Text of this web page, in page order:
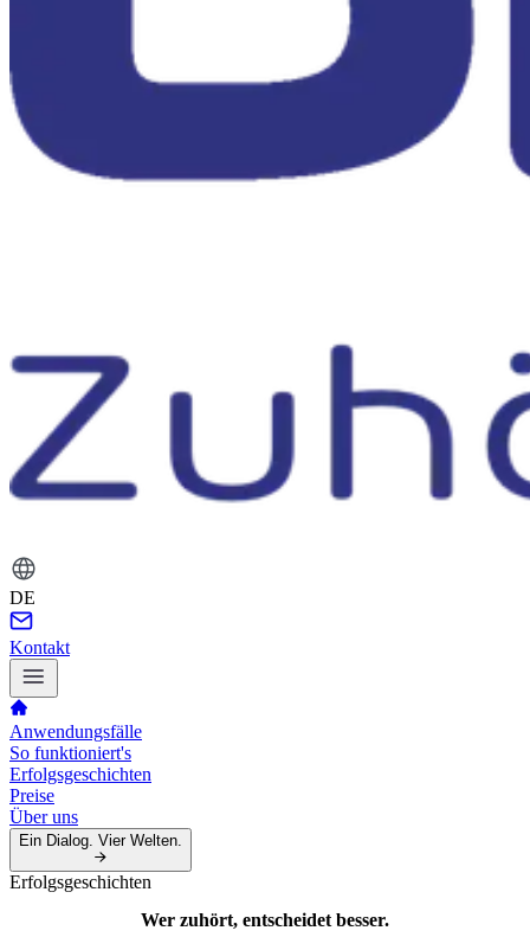
DE
Kontakt
Anwendungsfälle
So funktioniert's
Erfolgsgeschichten
Preise
Über uns
Ein Dialog. Vier Welten.
Erfolgsgeschichten
Wer zuhört, entscheidet besser.